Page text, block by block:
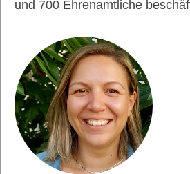
und 700 Ehrenamtliche